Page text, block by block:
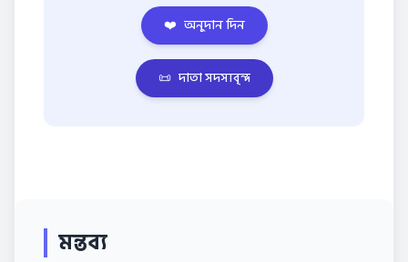
❤️ অনুদান দিন
📜 দাতা সদস্যবৃন্দ
মন্তব্য